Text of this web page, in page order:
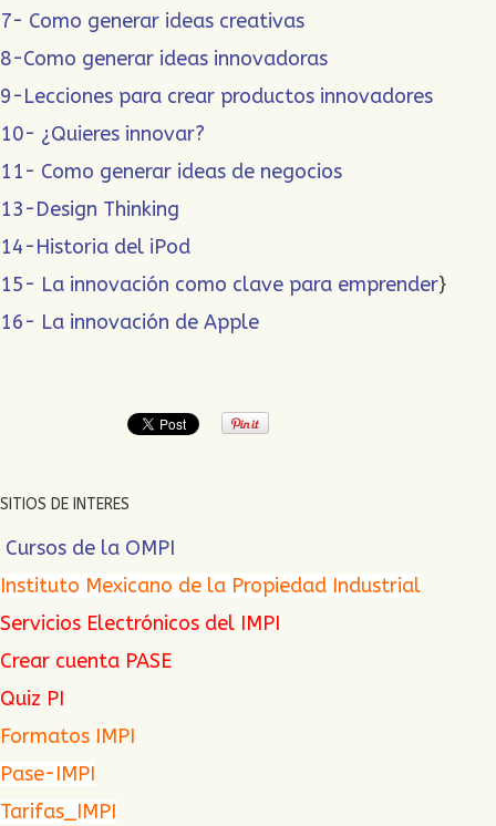
7- Como generar ideas creativas
8-Como generar ideas innovadoras
9-Lecciones para crear productos innovadores
10- ¿Quieres innovar?
11- Como generar ideas de negocios
13-Design Thinking
14-Historia del iPod
15- La innovación como clave para emprender}
16- La innovación de Apple
SITIOS DE INTERES
Cursos de la OMPI
Instituto Mexicano de la Propiedad Industrial
Servicios Electrónicos del IMPI
Crear cuenta PASE
Quiz PI
Formatos IMPI
Pase-IMPI
Tarifas_IMPI